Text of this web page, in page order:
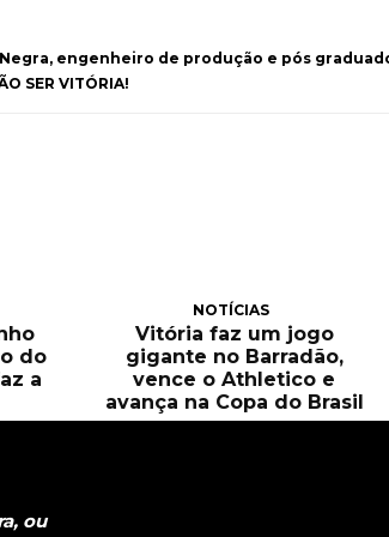
engenheiro de produção e pós
SER VITÓRIA!
do
a
NOTÍCIAS
Vitória faz um jogo
gigante no Barradão,
vence o Athletico e
avança na Copa do Brasil
ou